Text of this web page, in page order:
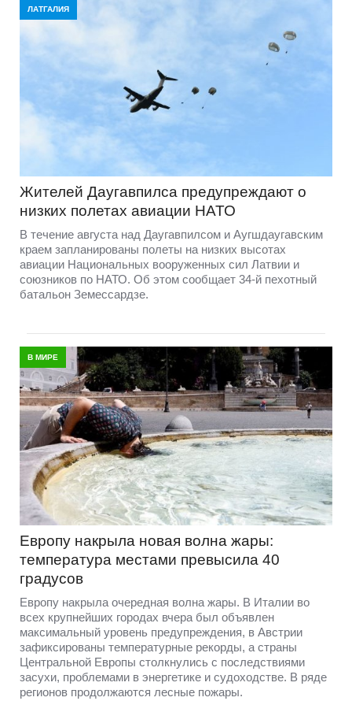
ЛАТГАЛИЯ
Жителей Даугавпилса предупреждают о
низких полетах авиации НАТО
В течение августа над Даугавпилсом и Аугшдаугавским
краем запланированы полеты на низких высотах
авиации Национальных вооруженных сил Латвии и
союзников по НАТО. Об этом сообщает 34-й пехотный
батальон Земессардзе.
В МИРЕ
Европу накрыла новая волна жары:
температура местами превысила 40
градусов
Европу накрыла очередная волна жары. В Италии во
всех крупнейших городах вчера был объявлен
максимальный уровень предупреждения, в Австрии
зафиксированы температурные рекорды, а страны
Центральной Европы столкнулись с последствиями
засухи, проблемами в энергетике и судоходстве. В ряде
регионов продолжаются лесные пожары.